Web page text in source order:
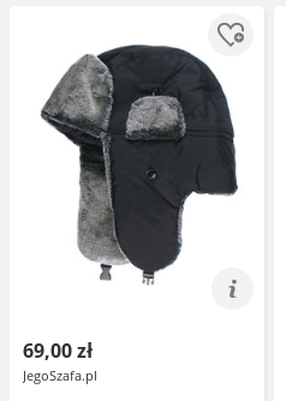
69,00 zł
JegoSzafa.pl